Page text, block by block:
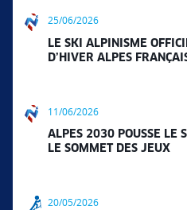
25/06/2026
LE SKI ALPINISME
D’HIVER ALPES
11/06/2026
ALPES 2030 POUSSE LE
LE SOMMET DES JEUX
20/05/2026